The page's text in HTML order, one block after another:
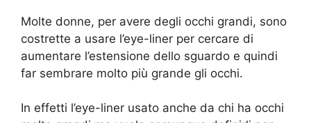
Molte donne, per avere degli occhi grandi, sono
costrette a usare l’eye-liner per cercare di
aumentare l’estensione dello sguardo e quindi
far sembrare molto più grande gli occhi.
In effetti l’eye-liner usato anche da chi ha occhi